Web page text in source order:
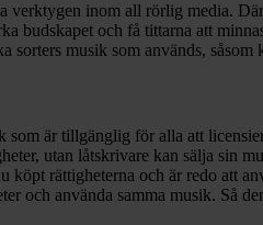
verktygen inom all rörlig media.
budskapet och få tittarna att
sorters musik som används,
som är tillgänglig för alla att
utan låtskrivare kan sälja sin
köpt rättigheterna och är redo att
och använda samma musik. Så